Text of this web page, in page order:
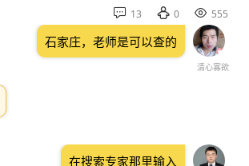
 13  0  555
清心寡欲
石家庄，老师是可以查的
在搜索专家那里输入